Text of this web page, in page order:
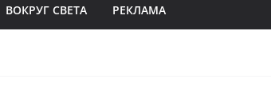
ВОКРУГ СВЕТА РЕКЛАМА